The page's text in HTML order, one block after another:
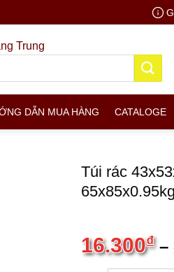
Trung
DẪN MUA HÀNG CATALOGE
Túi rác
16.300₫–